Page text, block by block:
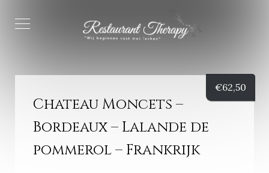
Chateau Moncets –
Bordeaux – Lalande de
pommerol – Frankrijk
€62,50